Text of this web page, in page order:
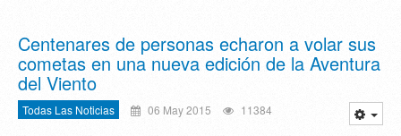
Centenares de personas echaron a volar sus
cometas en una nueva edición de la Aventura
del Viento
Todas Las Noticias 06 May 2015 11384